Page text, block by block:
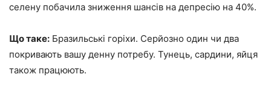
селену побачила зниження шансів на депресію на 40%.
Що таке: Бразильські горіхи. Серйозно один чи два
покривають вашу денну потребу. Тунець, сардини, яйця
також працюють.